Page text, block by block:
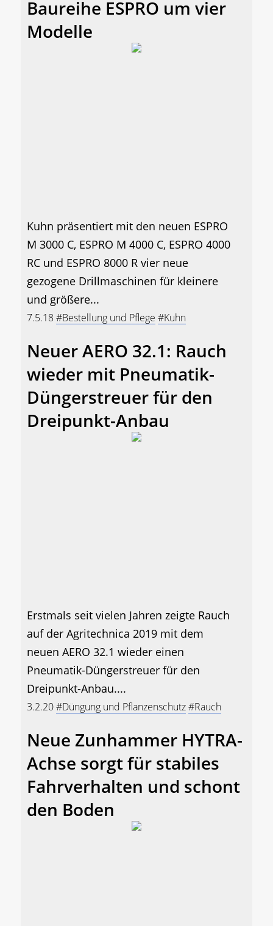
Baureihe ESPRO um vier
Modelle
Kuhn präsentiert mit den neuen ESPRO
M 3000 C, ESPRO M 4000 C, ESPRO 4000
RC und ESPRO 8000 R vier neue
gezogene Drillmaschinen für kleinere
und größere...
7.5.18#Bestellung und Pflege #Kuhn
Neuer AERO 32.1: Rauch
wieder mit Pneumatik-
Düngerstreuer für den
Dreipunkt-Anbau
Erstmals seit vielen Jahren zeigte Rauch
auf der Agritechnica 2019 mit dem
neuen AERO 32.1 wieder einen
Pneumatik-Düngerstreuer für den
Dreipunkt-Anbau....
3.2.20#Düngung und Pflanzenschutz#Rauch
Neue Zunhammer HYTRA-
Achse sorgt für stabiles
Fahrverhalten und schont
den Boden